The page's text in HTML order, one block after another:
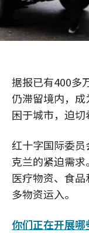
据报已有400多
仍滞留境内，
困于城市，迫切
红十字国际委
克兰的紧迫需
医疗物资、食
多物资运入。
你们正在开展哪